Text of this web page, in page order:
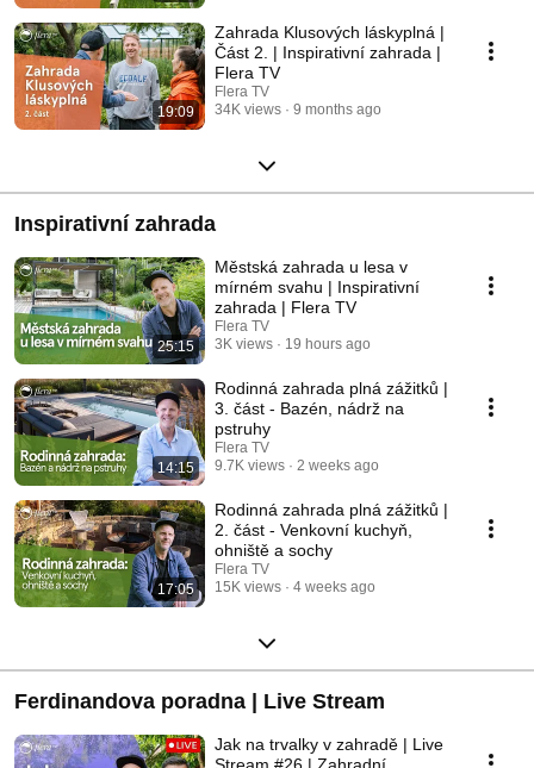
19:09
Zahrada Klusových láskyplná |
Část 2. | Inspirativní zahrada |
Flera TV
Flera TV
34K views
9 months ago
Inspirativní zahrada
25:15
Městská zahrada u lesa v
mírném svahu | Inspirativní
zahrada | Flera TV
Flera TV
3K views
19 hours ago
14:15
Rodinná zahrada plná zážitků |
3. část - Bazén, nádrž na
pstruhy
Flera TV
9.7K views
2 weeks ago
17:05
Rodinná zahrada plná zážitků |
2. část - Venkovní kuchyň,
ohniště a sochy
Flera TV
15K views
4 weeks ago
Ferdinandova poradna | Live Stream
Jak na trvalky v zahradě | Live
Stream #26 | Zahradní